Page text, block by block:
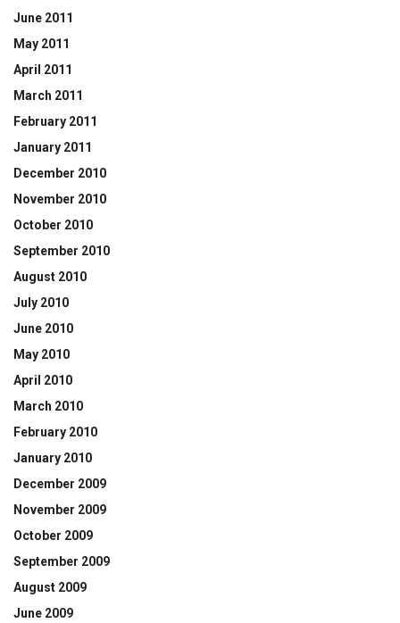
June 2011
May 2011
April 2011
March 2011
February 2011
January 2011
December 2010
November 2010
October 2010
September 2010
August 2010
July 2010
June 2010
May 2010
April 2010
March 2010
February 2010
January 2010
December 2009
November 2009
October 2009
September 2009
August 2009
June 2009